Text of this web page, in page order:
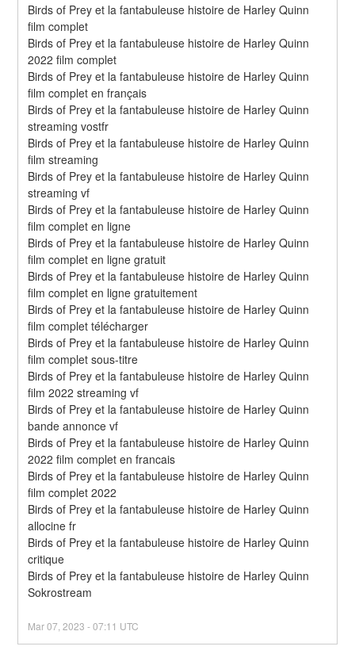
Birds of Prey et la fantabuleuse histoire de Harley Quinn
film complet
Birds of Prey et la fantabuleuse histoire de Harley Quinn
2022 film complet
Birds of Prey et la fantabuleuse histoire de Harley Quinn
film complet en français
Birds of Prey et la fantabuleuse histoire de Harley Quinn
streaming vostfr
Birds of Prey et la fantabuleuse histoire de Harley Quinn
film streaming
Birds of Prey et la fantabuleuse histoire de Harley Quinn
streaming vf
Birds of Prey et la fantabuleuse histoire de Harley Quinn
film complet en ligne
Birds of Prey et la fantabuleuse histoire de Harley Quinn
film complet en ligne gratuit
Birds of Prey et la fantabuleuse histoire de Harley Quinn
film complet en ligne gratuitement
Birds of Prey et la fantabuleuse histoire de Harley Quinn
film complet télécharger
Birds of Prey et la fantabuleuse histoire de Harley Quinn
film complet sous-titre
Birds of Prey et la fantabuleuse histoire de Harley Quinn
film 2022 streaming vf
Birds of Prey et la fantabuleuse histoire de Harley Quinn
bande annonce vf
Birds of Prey et la fantabuleuse histoire de Harley Quinn
2022 film complet en francais
Birds of Prey et la fantabuleuse histoire de Harley Quinn
film complet 2022
Birds of Prey et la fantabuleuse histoire de Harley Quinn
allocine fr
Birds of Prey et la fantabuleuse histoire de Harley Quinn
critique
Birds of Prey et la fantabuleuse histoire de Harley Quinn
Sokrostream
Mar07 ,2023 -07:11 UTC